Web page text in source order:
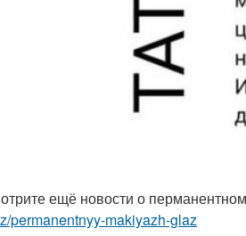
ещё новости о
permanentnyy-makiyazh-glaz